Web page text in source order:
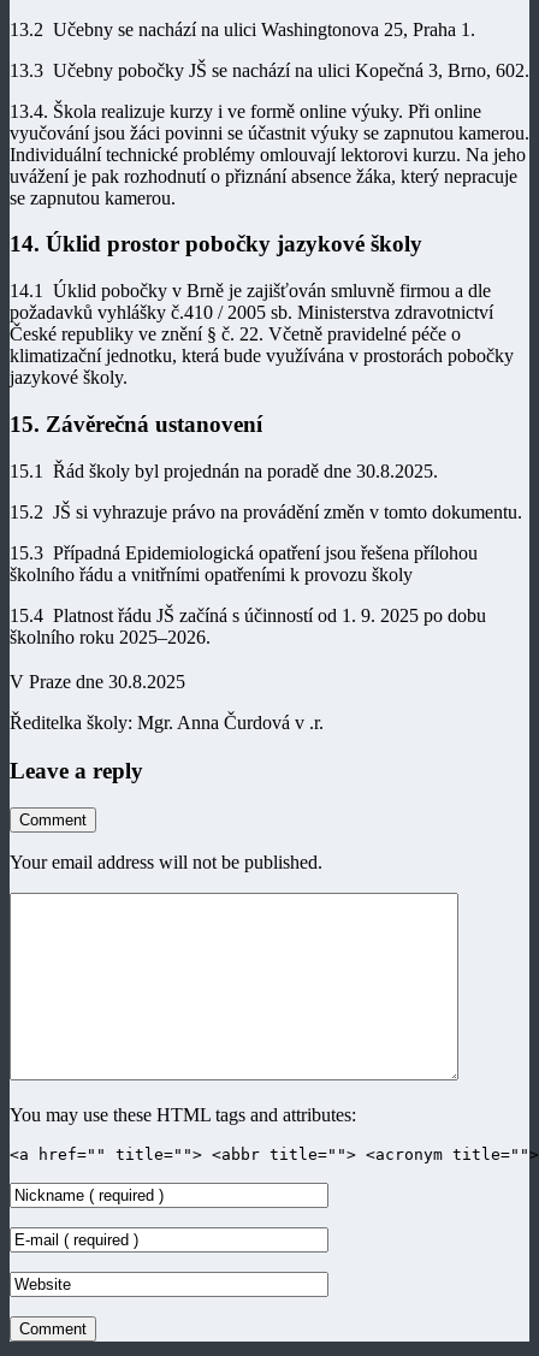
13.2 Učebny se nachází na ulici Washingtonova 25, Praha 1.
13.3 Učebny pobočky JŠ se nachází na ulici Kopečná 3, Brno, 602.
13.4. Škola realizuje kurzy i ve formě online výuky. Při online
vyučování jsou žáci povinni se účastnit výuky se zapnutou kamerou.
Individuální technické problémy omlouvají lektorovi kurzu. Na jeho
uvážení je pak rozhodnutí o přiznání absence žáka, který nepracuje
se zapnutou kamerou.
14. Úklid prostor pobočky jazykové školy
14.1 Úklid pobočky v Brně je zajišťován smluvně firmou a dle
požadavků vyhlášky č.410 / 2005 sb. Ministerstva zdravotnictví
České republiky ve znění § č. 22. Včetně pravidelné péče o
klimatizační jednotku, která bude využívána v prostorách pobočky
jazykové školy.
15. Závěrečná ustanovení
15.1 Řád školy byl projednán na poradě dne 30.8.2025.
15.2 JŠ si vyhrazuje právo na provádění změn v tomto dokumentu.
15.3 Případná Epidemiologická opatření jsou řešena přílohou
školního řádu a vnitřními opatřeními k provozu školy
15.4 Platnost řádu JŠ začíná s účinností od 1. 9. 2025 po dobu
školního roku 2025–2026.
V Praze dne 30.8.2025
Ředitelka školy: Mgr. Anna Čurdová v .r.
Leave a reply
Comment
Your email address will not be published.
You may use these HTML tags and attributes:
<a href="" title=""> <abbr title=""> <acronym title="">